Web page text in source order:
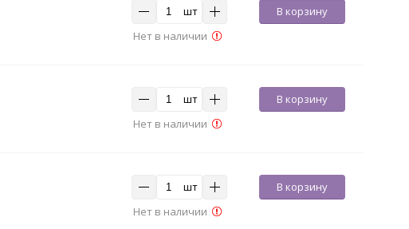
шт
В корзину
Нет в наличии
шт
В корзину
Нет в наличии
шт
В корзину
Нет в наличии